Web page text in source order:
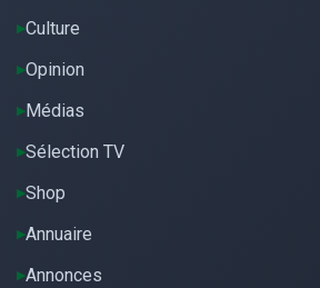
Culture
Opinion
Médias
Sélection TV
Shop
Annuaire
Annonces